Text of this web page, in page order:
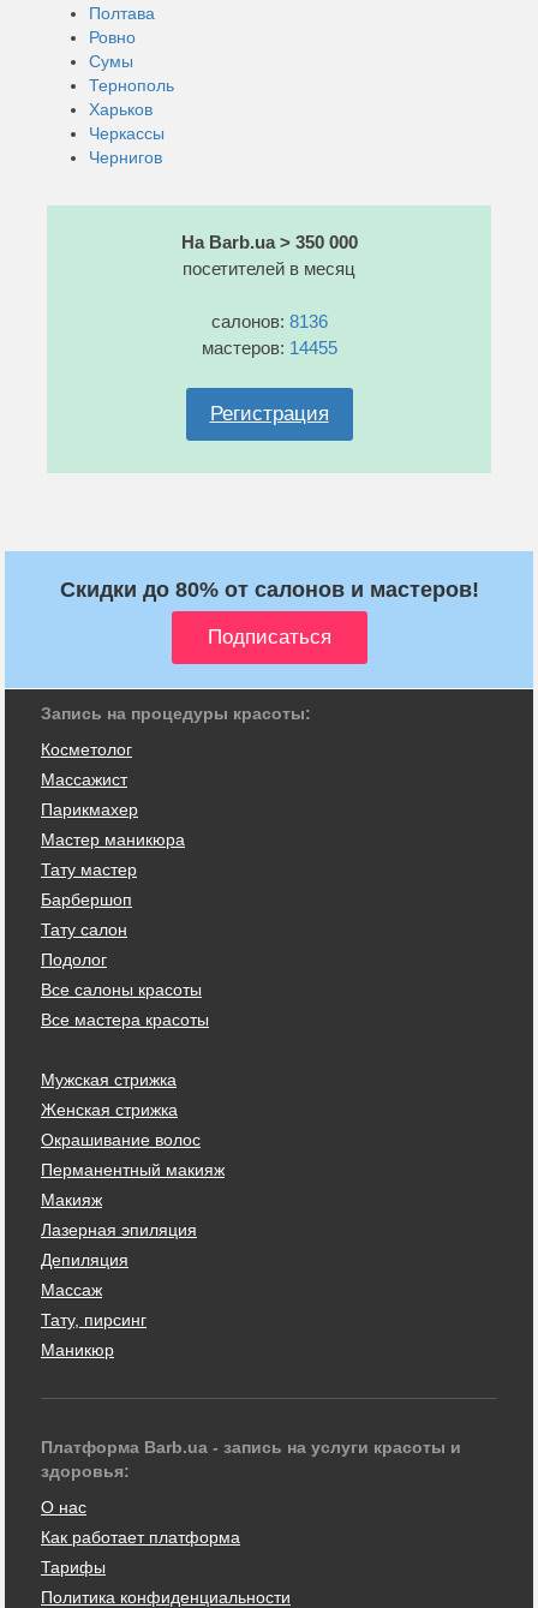
Полтава
Ровно
Сумы
Тернополь
Харьков
Черкассы
Чернигов
На Barb.ua > 350 000
посетителей в месяц
салонов: 8136
мастеров: 14455
Регистрация
Скидки до 80% от салонов и мастеров!
Запись на процедуры красоты:
Косметолог
Массажист
Парикмахер
Мастер маникюра
Тату мастер
Барбершоп
Тату салон
Подолог
Все салоны красоты
Все мастера красоты
Мужская стрижка
Женская стрижка
Окрашивание волос
Перманентный макияж
Макияж
Лазерная эпиляция
Депиляция
Массаж
Тату, пирсинг
Маникюр
Платформа Barb.ua - запись на услуги красоты и
здоровья:
О нас
Как работает платформа
Тарифы
Политика конфиденциальности